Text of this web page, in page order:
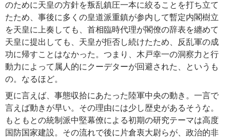
のために天皇の方針を叛乱鎮圧一本に絞ることを打ち立て
たため、事後に多くの皇道派重鎮が参内して暫定内閣樹立
を天皇に上奏しても、首相臨時代理が閣僚の辞表を纏めて
天皇に提出しても、天皇が拒否し続けたため、反乱軍の成
功に帰すことはなかった。つまり、木戸幸一の洞察力と行
動力によって属人的にクーデターが回避された、というも
の。なるほど。
更に言えば、事態収拾にあたった陸軍中央の動き。一言で
言えば動きが早い。その理由には少し歴史があるそうな。
もともとの統制派中堅幕僚による初期の研究テーマは高度
国防国家建設。その流れで後に片倉衷大尉らが、政治的非